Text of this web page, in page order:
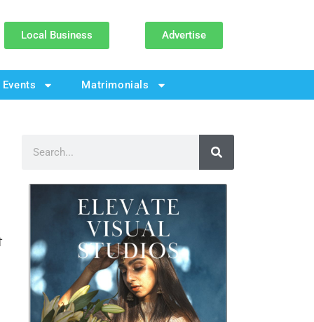
Local Business Advertise
Events Matrimonials